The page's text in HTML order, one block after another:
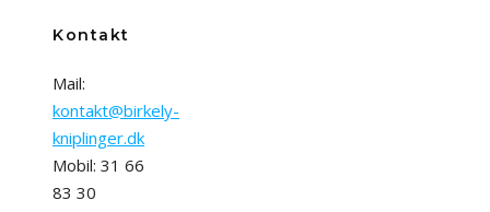
Kontakt
Mail:
kontakt@birkely-
kniplinger.dk
Mobil: 31 66
83 30